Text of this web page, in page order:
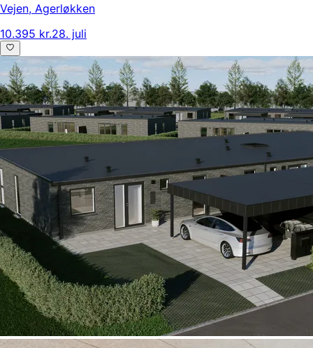
Vejen, Agerløkken
10.395 kr.28. juli